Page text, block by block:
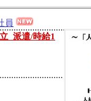
員
_派遣/時給1